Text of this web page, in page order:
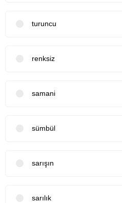
turuncu
renksiz
samani
sümbül
sarışın
sarılık